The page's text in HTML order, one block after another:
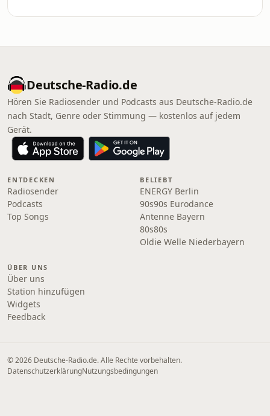
Deutsche-Radio.de
Hören Sie Radiosender und Podcasts aus Deutsche-Radio.de
nach Stadt, Genre oder Stimmung — kostenlos auf jedem
Gerät.
ENTDECKEN
Radiosender
Podcasts
Top Songs
BELIEBT
ENERGY Berlin
90s90s Eurodance
Antenne Bayern
80s80s
Oldie Welle Niederbayern
ÜBER UNS
Über uns
Station hinzufügen
Widgets
Feedback
© 2026 Deutsche-Radio.de. Alle Rechte vorbehalten.
DatenschutzerklärungNutzungsbedingungen